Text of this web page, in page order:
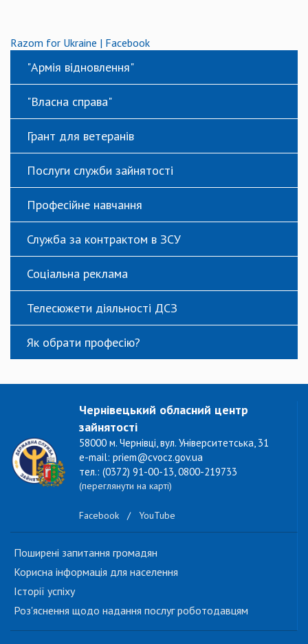
Razom for Ukraine | Facebook
"Армія відновлення"
"Власна справа"
Грант для ветеранів
Послуги служби зайнятості
Професійне навчання
Служба за контрактом в ЗСУ
Соціальна реклама
Телесюжети діяльності ДСЗ
Як обрати професію?
Чернівецький обласний центр
зайнятості
58000 м. Чернівці, вул. Університетська, 31
e-mail: priem@cvocz.gov.ua
тел.: (0372) 91-00-13, 0800-219733
(переглянути на карті)
Facebook / YouTube
Поширені запитання громадян
Корисна інформація для населення
Історії успіху
Роз'яснення щодо надання послуг роботодавцям